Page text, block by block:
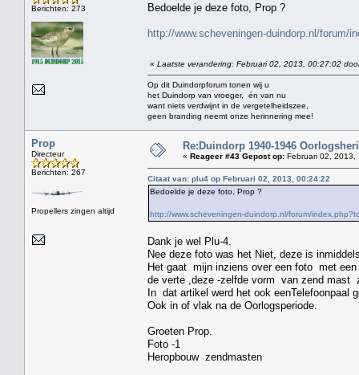
Berichten: 273 Bedoelde je deze foto, Prop ?
http://www.scheveningen-duindorp.nl/forum/
« Laatste verandering: Februari 02, 2013, 00:27:02
Op dit Duindorpforum tonen wij u
het Duindorp van vroeger, én van nu
want niets verdwijnt in de vergetelheidszee,
geen branding neemt onze herinnering mee!
Prop
Directeur
Berichten: 267
Propellers zingen altijd
Re:Duindorp 1940-1946
« Reageer #43 Gepost op: Februari 02, 2013,
Citaat van: plu4 op Februari 02, 2013, 00:24:22
Bedoelde je deze foto, Prop ?
http://www.scheveningen-duindorp.nl/forum/
Dank je wel Plu-4.
Nee deze foto was het Niet, deze is
Het gaat mijn inziens over een foto met een
de verte ,deze -zelfde vorm van zend mast
In dat artikel werd het ook eenTelefoonpaal
Ook in of vlak na de Oorlogsperiode.
Groeten Prop.
Foto -1
Heropbouw zendmasten